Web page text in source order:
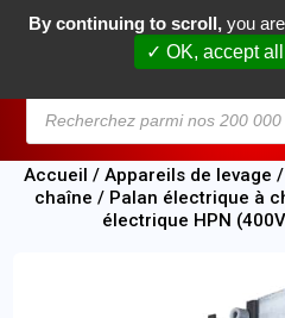
Accueil / Appareils de levage /
chaîne / Palan électrique à
électrique HPN
By continuing to scroll, you
✓ OK, accept all